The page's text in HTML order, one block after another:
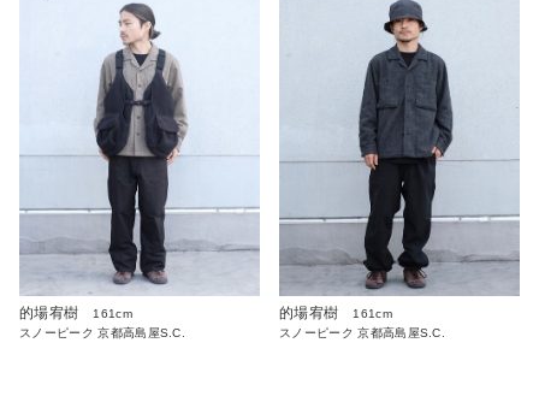
的場宥樹
161cm
スノーピーク 京都高島屋S.C.
的場宥樹
161cm
スノーピーク 京都高島屋S.C.